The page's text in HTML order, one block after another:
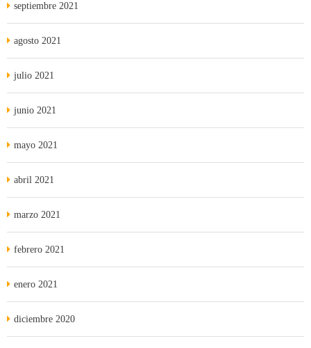
septiembre 2021
agosto 2021
julio 2021
junio 2021
mayo 2021
abril 2021
marzo 2021
febrero 2021
enero 2021
diciembre 2020